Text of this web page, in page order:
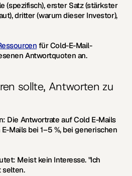
(spezifisch), erster Satz (stärkster
dritter (warum dieser Investor),
für Cold-E-Mail-
Antwortquoten an.
sollte, Antworten zu
Die Antwortrate auf Cold E-Mails
Mails bei 1–5 %, bei generischen
Meist kein Interesse. "Ich
selten.